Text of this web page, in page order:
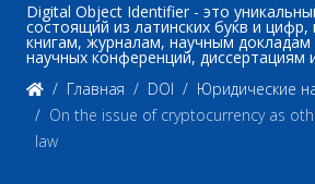
Digital Object Identifier - это
состоящий из латинских букв и
книгам, журналам, научным докладам
научных конференций, диссертациям
Главная
DOI
Юридические
On the issue of cryptocurrency as
law